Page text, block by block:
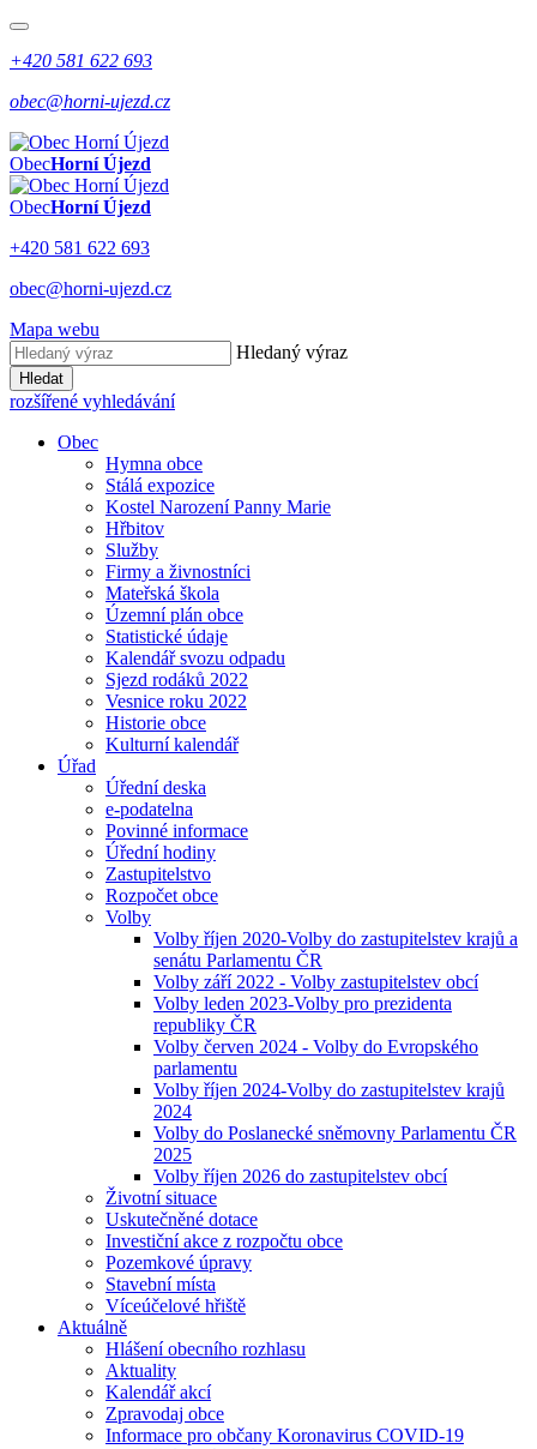
+420 581 622 693
obec@horni-ujezd.cz
ObecHorní Újezd
ObecHorní Újezd
+420 581 622 693
obec@horni-ujezd.cz
Mapa webu
Hledaný výraz
Hledat
rozšířené vyhledávání
Obec
Hymna obce
Stálá expozice
Kostel Narození Panny Marie
Hřbitov
Služby
Firmy a živnostníci
Mateřská škola
Územní plán obce
Statistické údaje
Kalendář svozu odpadu
Sjezd rodáků 2022
Vesnice roku 2022
Historie obce
Kulturní kalendář
Úřad
Úřední deska
e-podatelna
Povinné informace
Úřední hodiny
Zastupitelstvo
Rozpočet obce
Volby
Volby říjen 2020-Volby do zastupitelstev krajů a
senátu Parlamentu ČR
Volby září 2022 - Volby zastupitelstev obcí
Volby leden 2023-Volby pro prezidenta
republiky ČR
Volby červen 2024 - Volby do Evropského
parlamentu
Volby říjen 2024-Volby do zastupitelstev krajů
2024
Volby do Poslanecké sněmovny Parlamentu ČR
2025
Volby říjen 2026 do zastupitelstev obcí
Životní situace
Uskutečněné dotace
Investiční akce z rozpočtu obce
Pozemkové úpravy
Stavební místa
Víceúčelové hřiště
Aktuálně
Hlášení obecního rozhlasu
Aktuality
Kalendář akcí
Zpravodaj obce
Informace pro občany Koronavirus COVID-19